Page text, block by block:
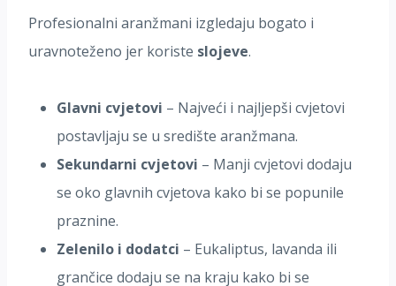
Profesionalni aranžmani izgledaju bogato i
uravnoteženo jer koriste slojeve.
Glavni cvjetovi – Najveći i najljepši cvjetovi
postavljaju se u središte aranžmana.
Sekundarni cvjetovi – Manji cvjetovi dodaju
se oko glavnih cvjetova kako bi se popunile
praznine.
Zelenilo i dodatci – Eukaliptus, lavanda ili
grančice dodaju se na kraju kako bi se